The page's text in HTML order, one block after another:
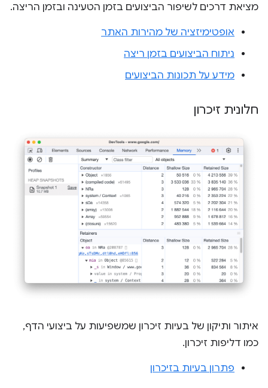
מציאת דרכים לשיפור הביצועים בזמן הטעינה ובזמן הריצה.
אופטימיזציה של מהירות האתר
ניתוח הביצועים בזמן ריצה
מידע על תכונות הביצועים
חלונית זיכרון
איתור ותיקון של בעיות זיכרון שמשפיעות על ביצועי הדף,
כמו דליפות זיכרון.
פתרון בעיות בזיכרון